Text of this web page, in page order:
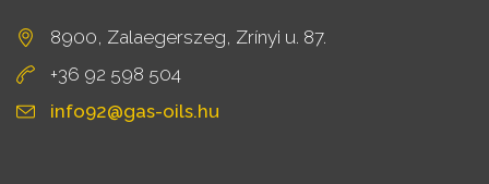
8900, Zalaegerszeg, Zrínyi u. 87.
+36 92 598 504
info92@gas-oils.hu